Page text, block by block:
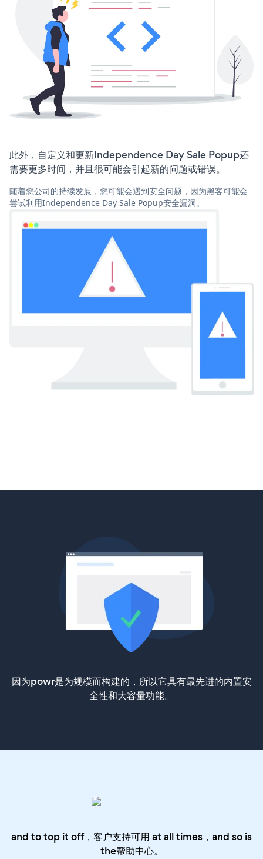
此外，自定义和更新Independence Day Sale Popup还
需要更多时间，并且很可能会引起新的问题或错误。
随着您公司的持续发展，您可能会遇到安全问题，因为黑客可能会
尝试利用Independence Day Sale Popup安全漏洞。
因为powr是为规模而构建的，所以它具有最先进的内置安
全性和大容量功能。
and to top it off，客户支持可用 at all times，and so is
the帮助中心。